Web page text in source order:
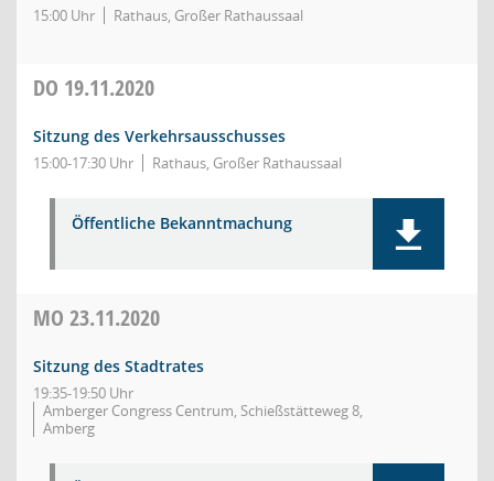
15:00 Uhr Rathaus, Großer Rathaussaal
DO 19.11.2020
Sitzung des Verkehrsausschusses
15:00-17:30 Uhr Rathaus, Großer Rathaussaal
Öffentliche Bekanntmachung
MO 23.11.2020
Sitzung des Stadtrates
19:35-19:50 Uhr
Amberger Congress Centrum, Schießstätteweg 8,
Amberg